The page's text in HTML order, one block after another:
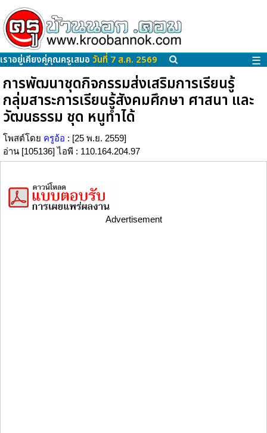
เราอยู่เคียงคู่คุณครูเสมอ วันที่ 7 ส.ค. 2569 ☰
การพัฒนาชุดกิจกรรมส่งเสริมการเรียนรู้
กลุ่มสาระการเรียนรู้สังคมศึกษา ศาสนา และ
วัฒนธรรม ชุด หนูทำได้
โพสต์โดย ครูอ้อ : [25 พ.ย. 2559]
อ่าน [105136] ไอพี : 110.164.204.97
Advertisement